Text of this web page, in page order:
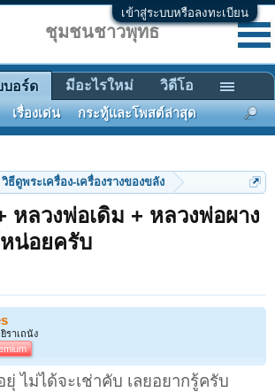
เข้าสู่ระบบหรือลงทะเบียน
วิธีดูพระเครื่อง-เครื่องรางของขลัง
หลวงพ่อเดิม + หลวงพ่อผาง
น่อยครับ
ราเถนัง
ไม่ได้จะเช่าคับ เลยอยากรู้ครับ
ชุมชนชาวพุทธ
บอร์ด
เรื่องเด่น กระทู้และโพสต์ล่าสุด
มีอะไรใหม่ วิดีโอ